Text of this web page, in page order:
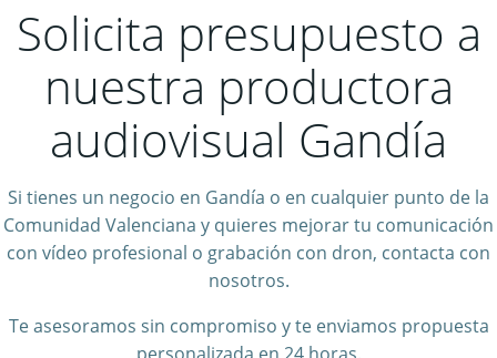
Solicita presupuesto a
nuestra productora
audiovisual Gandía
Si tienes un negocio en Gandía o en cualquier punto de la
Comunidad Valenciana y quieres mejorar tu comunicación
con vídeo profesional o grabación con dron, contacta con
nosotros.
Te asesoramos sin compromiso y te enviamos propuesta